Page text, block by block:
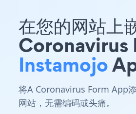
在您的网站上
Coronavirus
Instamojo
将A Coronavirus Form App
网站，无需编码或头痛。